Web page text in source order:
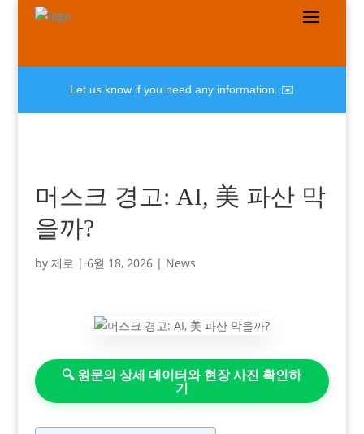
Let us know if you need any information. ✉️
머스크 경고: AI, 美 파산 막
을까?
by 제로 | 6월 18, 2026| News
🔍 원문의 상세 데이터와 현장 사진 확인하
기